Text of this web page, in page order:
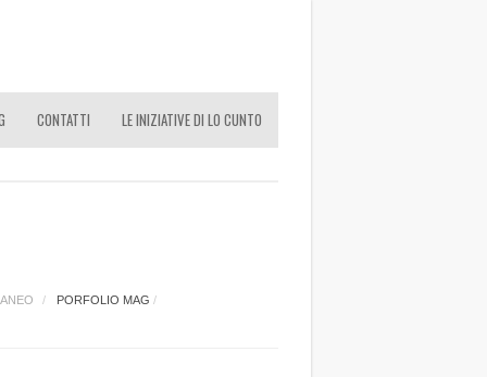
CONTATTI LE INIZIATIVE DI LO CUNTO
/ PORFOLIO MAG /